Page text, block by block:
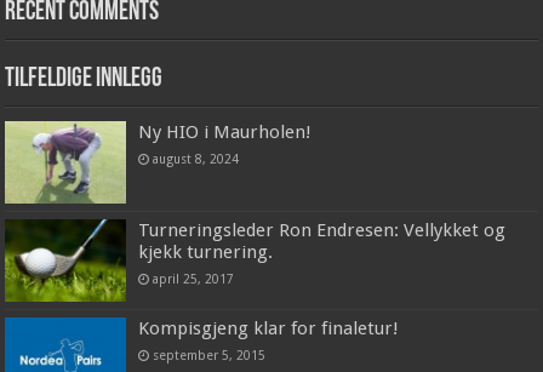
Recent Comments
Tilfeldige innlegg
Ny HIO i Maurholen!
august 8, 2024
Turneringsleder Ron Endresen: Vellykket og
kjekk turnering.
april 25, 2017
Kompisgjeng klar for finaletur!
september 5, 2015